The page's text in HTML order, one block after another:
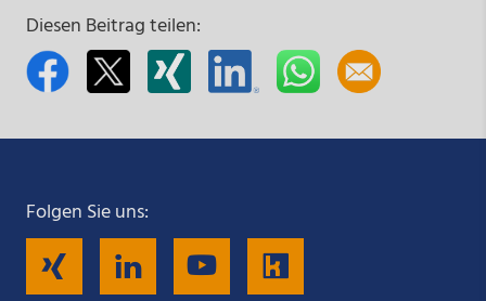
Diesen Beitrag teilen:
Folgen Sie uns:
FolgenFolgenFolgen